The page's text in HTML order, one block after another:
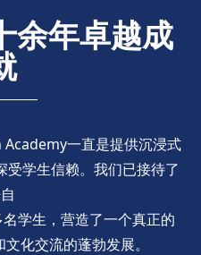
余年卓越成
一直是提供沉浸式
学生信赖。我们已接待了
学生，营造了一个真正的
化交流的蓬勃发展。